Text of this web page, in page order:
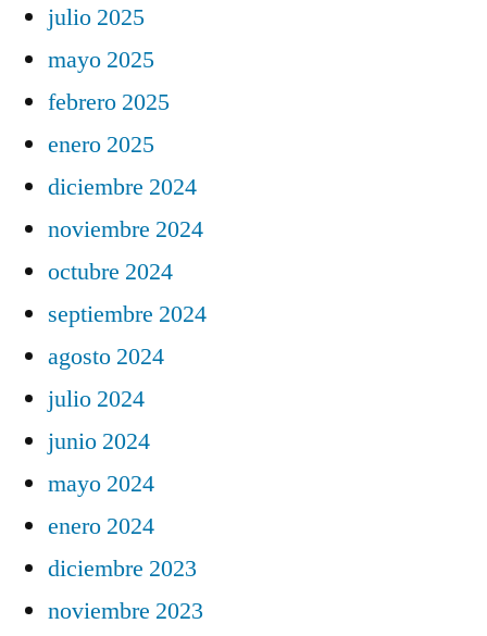
julio 2025
mayo 2025
febrero 2025
enero 2025
diciembre 2024
noviembre 2024
octubre 2024
septiembre 2024
agosto 2024
julio 2024
junio 2024
mayo 2024
enero 2024
diciembre 2023
noviembre 2023